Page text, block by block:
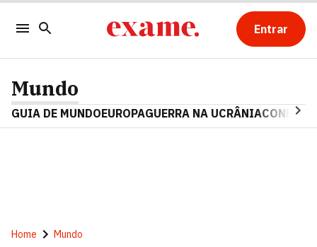
Entrar
Mundo
GUIA DE MUNDOEUROPAGUERRA NA UCRÂNIA
Home Mundo